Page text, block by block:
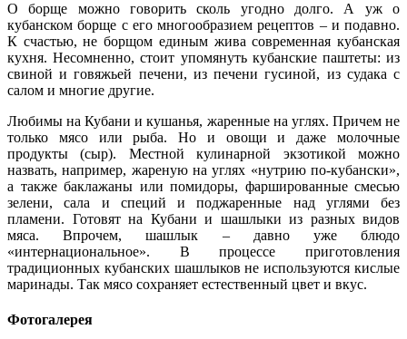
О борще можно говорить сколь угодно долго. А уж о
кубанском борще с его многообразием рецептов – и подавно.
К счастью, не борщом единым жива современная кубанская
кухня. Несомненно, стоит упомянуть кубанские паштеты: из
свиной и говяжьей печени, из печени гусиной, из судака с
салом и многие другие.
Любимы на Кубани и кушанья, жаренные на углях. Причем не
только мясо или рыба. Но и овощи и даже молочные
продукты (сыр). Местной кулинарной экзотикой можно
назвать, например, жареную на углях «нутрию по-кубански»,
а также баклажаны или помидоры, фаршированные смесью
зелени, сала и специй и поджаренные над углями без
пламени. Готовят на Кубани и шашлыки из разных видов
мяса. Впрочем, шашлык – давно уже блюдо
«интернациональное». В процессе приготовления
традиционных кубанских шашлыков не используются кислые
маринады. Так мясо сохраняет естественный цвет и вкус.
Фотогалерея